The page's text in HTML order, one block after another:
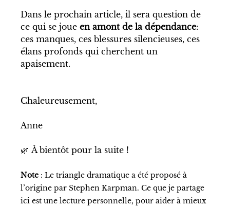
Dans le prochain article, il sera question de
ce qui se joue en amont de la dépendance:
ces manques, ces blessures silencieuses, ces
élans profonds qui cherchent un
apaisement.
Chaleureusement,
Anne
🌿 À bientôt pour la suite !
Note : Le triangle dramatique a été proposé à
l’origine par Stephen Karpman. Ce que je partage
ici est une lecture personnelle, pour aider à mieux